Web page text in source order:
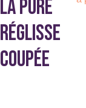
arôme naturel
d’abeille, cire de
Réglisse au miel
9.6%, suc de
LA PURE
RÉGLISSE
COUPÉE
sur
page
produit